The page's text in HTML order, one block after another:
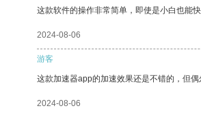
这款软件的操作非常简单，即使是小白也能快
2024-08-06
游客
这款加速器app的加速效果还是不错的，但
2024-08-06